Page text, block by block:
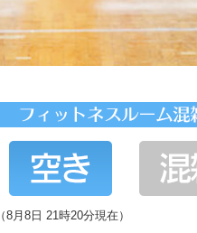
（8月8日 21時20分現在）